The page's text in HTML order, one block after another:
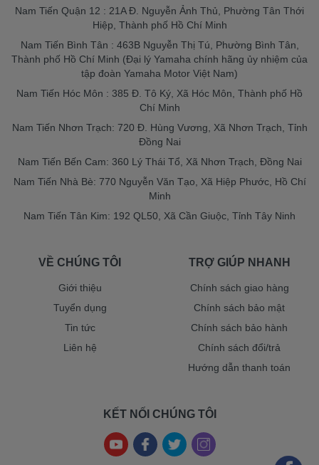
Nam Tiến Quận 12 : 21A Đ. Nguyễn Ảnh Thủ, Phường Tân Thới
Hiệp, Thành phố Hồ Chí Minh
Nam Tiến Bình Tân : 463B Nguyễn Thị Tú, Phường Bình Tân,
Thành phố Hồ Chí Minh (Đại lý Yamaha chính hãng ủy nhiệm của
tập đoàn Yamaha Motor Việt Nam)
Nam Tiến Hóc Môn : 385 Đ. Tô Ký, Xã Hóc Môn, Thành phố Hồ
Chí Minh
Nam Tiến Nhơn Trạch: 720 Đ. Hùng Vương, Xã Nhơn Trạch, Tỉnh
Đồng Nai
Nam Tiến Bến Cam: 360 Lý Thái Tổ, Xã Nhơn Trạch, Đồng Nai
Nam Tiến Nhà Bè: 770 Nguyễn Văn Tạo, Xã Hiệp Phước, Hồ Chí
Minh
Nam Tiến Tân Kim: 192 QL50, Xã Cần Giuộc, Tỉnh Tây Ninh
VỀ CHÚNG TÔI
Giới thiệu
Tuyển dụng
Tin tức
Liên hệ
TRỢ GIÚP NHANH
Chính sách giao hàng
Chính sách bảo mật
Chính sách bảo hành
Chính sách đổi/trả
Hướng dẫn thanh toán
KẾT NỐI CHÚNG TÔI